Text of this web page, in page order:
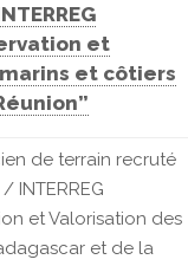
et
et côtiers
de terrain recruté
INTERREG
et Valorisation des
et de la